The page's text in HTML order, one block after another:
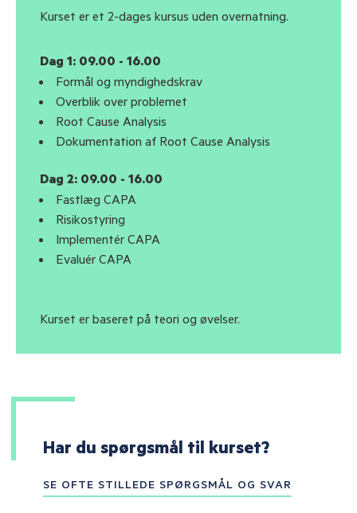
Kurset er et 2-dages kursus uden overnatning.
Dag 1: 09.00 - 16.00
Formål og myndighedskrav
Overblik over problemet
Root Cause Analysis
Dokumentation af Root Cause Analysis
Dag 2: 09.00 - 16.00
Fastlæg CAPA
Risikostyring
Implementér CAPA
Evaluér CAPA
Kurset er baseret på teori og øvelser.
Har du spørgsmål til kurset?
SE OFTE STILLEDE SPØRGSMÅL OG SVAR